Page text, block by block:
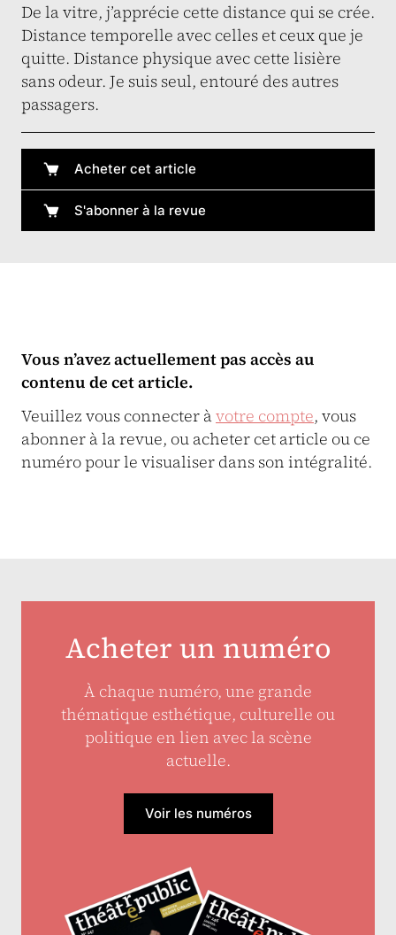
De la vitre, j’apprécie cette distance qui se crée.
Distance temporelle avec celles et ceux que je
quitte. Distance physique avec cette lisière
sans odeur. Je suis seul, entouré des autres
passagers.
Acheter cet article
S'abonner à la revue
Vous n’avez actuellement pas accès au
contenu de cet article.
Veuillez vous connecter àvotre compte, vous
abonner à la revue, ou acheter cet article ou ce
numéro pour le visualiser dans son intégralité.
Acheter un numéro
À chaque numéro, une grande
thématique esthétique, culturelle ou
politique en lien avec la scène
actuelle.
Voir les numéros